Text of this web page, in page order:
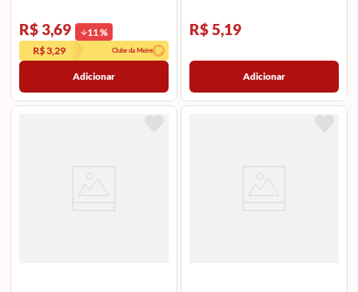
R$ 3,69 11%
R$ 3,29
Clube da Meire
Adicionar
R$ 5,19
Adicionar